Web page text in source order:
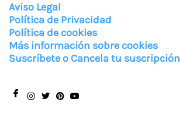
Aviso Legal
Política de Privacidad
Política de cookies
Más información sobre cookies
Suscríbete o Cancela tu suscripción